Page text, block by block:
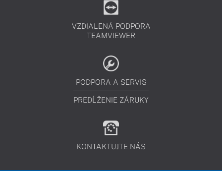
VZDIALENÁ PODPORA
TEAMVIEWER
PODPORA A SERVIS
PREDĹŽENIE ZÁRUKY
KONTAKTUJTE NÁS